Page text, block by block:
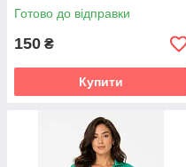
Готово до відправки
150 ₴
Купити